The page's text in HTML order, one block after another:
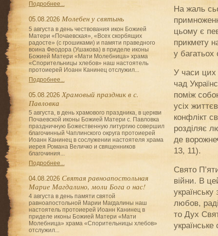
На жаль
цьому є
прикмету
у
У часи цих
чад
поміж
усіх
конфлікт
розділяє
де
13, 11).
Свято
війни. В
любов,
то Дух
Подробнее...
05.08.2026 Молебен у святынь
5 августа в день чествования икон Божией
Матери «Почаевская», «Всех скорбящих
радосте» (с грошиками) и памяти праведного
воина Феодора (Ушакова) в приделе иконы
Божией Матери «Мати Молебница» храма
«Спорительницы хлебов» наш настоятель
протоиерей Иоанн Канинец отслужил...
Подробнее...
05.08.2026 Храмовый праздник в с.
Павловка
5 августа, в день храмового праздника, в церкви
Почаевской иконы Божией Матери с. Павловка
праздничную Божественную литургию совершил
благочинный Чаплинского округа протоиерей
Иоанн Канинец в сослужении настоятеля храма
иерея Романа Величко и священников
благочиния...
Подробнее...
04.08.2026 Святая равноапостольная
Марие Магдалино, моли Бога о нас!
4 августа в день памяти святой
равноапостольной Марии Магдалины наш
настоятель протоиерей Иоанн Канинец в
приделе иконы Божией Матери «Мати
Молебница» храма «Спорительницы хлебов»
отслужил...